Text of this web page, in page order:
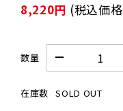
8,220円 (税込価格
数量
在庫数 SOLD OUT